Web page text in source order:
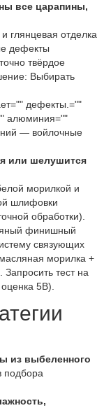
все царапины,
глянцевая отделка
дефекты
твёрдое
Выбирать
дефекты.=""
алюминия=""
— войлочные
или шелушится
морилкой и
шлифовки
обработки).
финишный
связующих
морилка +
тест на
5B).
из выбеленного
подбора